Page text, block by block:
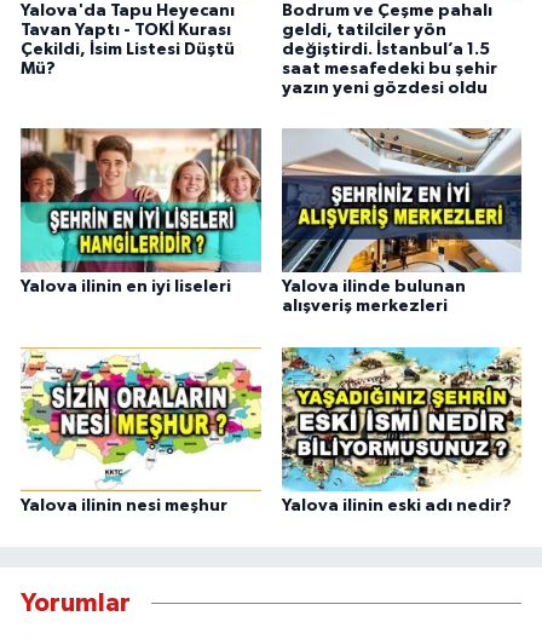
Yalova'da Tapu Heyecanı
Tavan Yaptı - TOKİ Kurası
Çekildi, İsim Listesi Düştü
Mü?
Bodrum ve Çeşme pahalı
geldi, tatilciler yön
değiştirdi. İstanbul’a 1.5
saat mesafedeki bu şehir
yazın yeni gözdesi oldu
Yalova ilinin en iyi liseleri
Yalova ilinde bulunan
alışveriş merkezleri
Yalova ilinin nesi meşhur Yalova ilinin eski adı nedir?
Yorumlar